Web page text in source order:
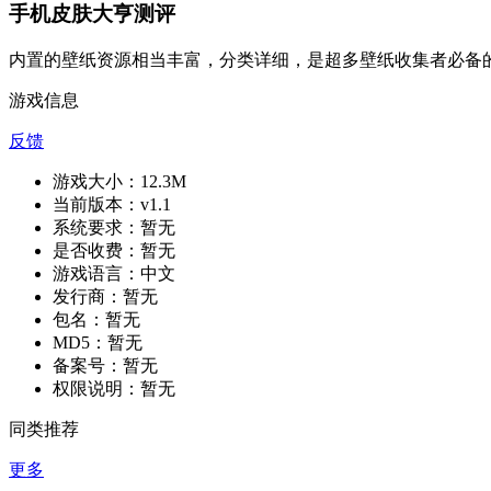
手机皮肤大亨测评
内置的壁纸资源相当丰富，分类详细，是超多壁纸收集者必备
游戏信息
反馈
游戏大小： 12.3M
当前版本： v1.1
系统要求： 暂无
是否收费： 暂无
游戏语言： 中文
发行商： 暂无
包名： 暂无
MD5： 暂无
备案号： 暂无
权限说明： 暂无
同类推荐
更多